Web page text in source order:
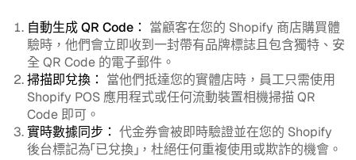
自動生成 QR Code： 當顧客在您的 Shopify 商店購買體
驗時，他們會立即收到一封帶有品牌標誌且包含獨特、安
全 QR Code 的電子郵件。
掃描即兌換： 當他們抵達您的實體店時，員工只需使用
Shopify POS 應用程式或任何流動裝置相機掃描 QR
Code 即可。
實時數據同步： 代金券會被即時驗證並在您的 Shopify
後台標記為「已兌換」，杜絕任何重複使用或欺詐的機會。